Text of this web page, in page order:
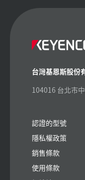
台灣基恩斯股份
104016 台北市
認證的型號
隱私權政策
銷售條款
使用條款